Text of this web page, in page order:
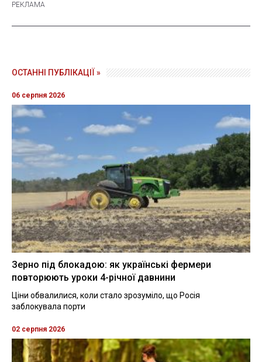
ОСТАННІ ПУБЛІКАЦІЇ »
06 серпня 2026
Зерно під блокадою: як українські фермери
повторюють уроки 4-річної давнини
Ціни обвалилися, коли стало зрозуміло, що Росія
заблокувала порти
02 серпня 2026